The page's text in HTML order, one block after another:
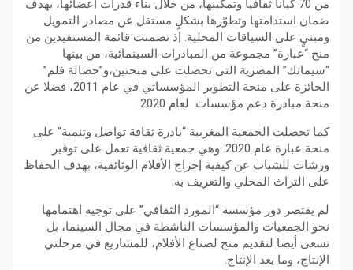
من 70 كيانا ثقافيا وتمكينها، من خلال بناء قدرات أعضائها، بهدف
ضمان استدامتها وتطوّرها بشكلٍ مستقل عن مصادر التمويل
ومبنيٍ على السياقات المحلية. إذ تضمنت قائمة المستفيدين من
منح “عبارة” مجموعة من المبادرات السينمائية، من بينها
“سيماتك” المصرية التي تحصلت على منحتين،و”حصالة فلم”
الحائزة على منحة التطوير المؤسساتي في عام 2011، فضلا عن
منحة مبادرة دعم مؤسسات لعام 2020.
كما تحصلت الجمعية المغربية “بادرة ثقافة تواصل وتنمية” على
منحة عبارة عام 2020. وهي جمعية ثقافية تعمل على توفير
ورشات للشباب عن كيفية إخراج الأفلام الوثائقية، بهدف الحفاظ
على التراث المحلي والتعريف به.
لم يقتصر دور مؤسسة “المورد الثقافي” على توجيه اهتمامها
نحو الجمعيات والمؤسسات الناشطة في مجال السينما، بل
تسعى أيضا لتقديم منح لصناع الأفلام، للمشاريع في مرحلتي
الإنتاج، وما بعد الإنتاج.